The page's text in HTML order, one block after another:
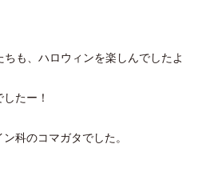
も、ハロウィンを楽しんでしたよ
たー！
科のコマガタでした。